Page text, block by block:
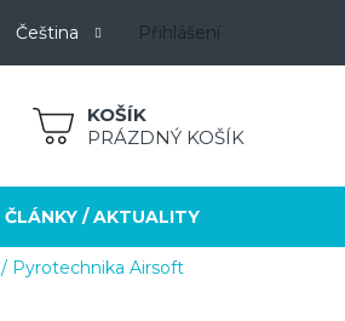
Čeština Přihlášení
NÁKUPNÍPRÁZDNÝ KOŠÍK
ČLÁNKY / AKTUALITY
/ Pyrotechnika Airsoft